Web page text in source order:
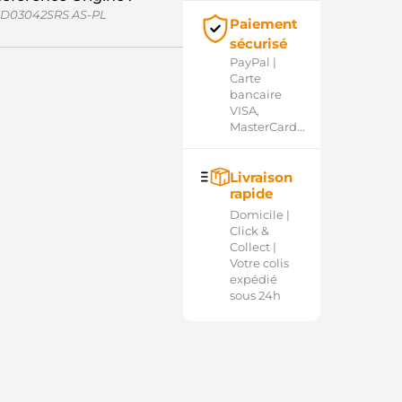
AS-PL
Paiement
sécurisé
PayPal |
Carte
bancaire
VISA,
MasterCard...
Livraison
rapide
Domicile |
Click &
Collect |
Votre colis
expédié
sous 24h